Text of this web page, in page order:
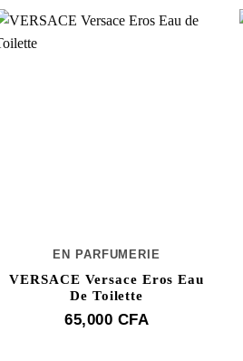
EN PARFUMERIE
VERSACE Versace Eros Eau
De Toilette
65,000 CFA